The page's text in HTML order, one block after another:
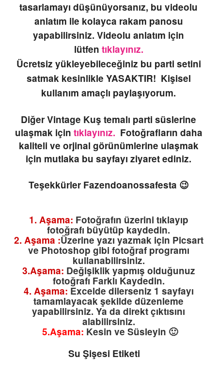
tasarlamayı düşünüyorsanız, bu videolu
anlatım ile kolayca rakam panosu
yapabilirsiniz. Videolu anlatım için
lütfen tıklayınız.
Ücretsiz yükleyebileceğiniz bu parti setini
satmak kesinlikle YASAKTIR! Kişisel
kullanım amaçlı paylaşıyorum.
Diğer Vintage Kuş temalı parti süslerine
ulaşmak için tıklayınız. Fotoğrafların daha
kaliteli ve orjinal görünümlerine ulaşmak
için mutlaka bu sayfayı ziyaret ediniz.
Teşekkürler Fazendoanossafesta 😉
1. Aşama: Fotoğrafın üzerini tıklayıp
fotoğrafı büyütüp kaydedin.
2. Aşama :Üzerine yazı yazmak için Picsart
ve Photoshop gibi fotoğraf programı
kullanabilirsiniz.
3.Aşama: Değişiklik yapmış olduğunuz
fotoğrafı Farklı Kaydedin.
4. Aşama: Excelde dilerseniz 1 sayfayı
tamamlayacak şekilde düzenleme
yapabilirsiniz. Ya da direkt çıktısını
alabilirsiniz.
5.Aşama: Kesin ve Süsleyin 🙂
Su Şişesi Etiketi